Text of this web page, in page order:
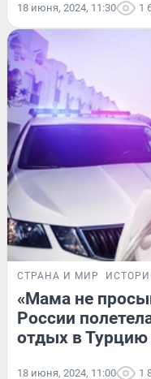
18 июня, 2024, 11:30 1
СТРАНА И МИР
«Мама не
России
отдых в Турцию
18 июня, 2024, 11:00 1